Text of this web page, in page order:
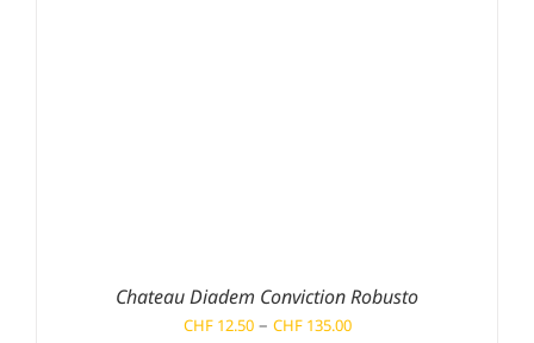
Chateau Diadem Conviction Robusto
CHF12.50 – CHF135.00Preisspanne: